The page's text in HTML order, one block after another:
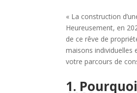
« La construction
Heureusement, en
de ce rêve de
maisons
votre parcours de
1.